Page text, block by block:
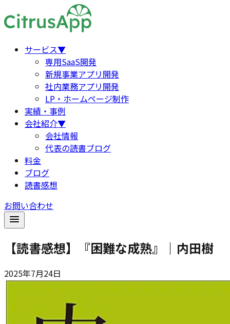
サービス▼
専用SaaS開発
新規事業アプリ開発
社内業務アプリ開発
LP・ホームページ制作
実績・事例
会社紹介▼
会社情報
代表の読書ブログ
料金
ブログ
読書感想
お問い合わせ
【読書感想】『困難な成熟』｜内田樹
2025年7月24日